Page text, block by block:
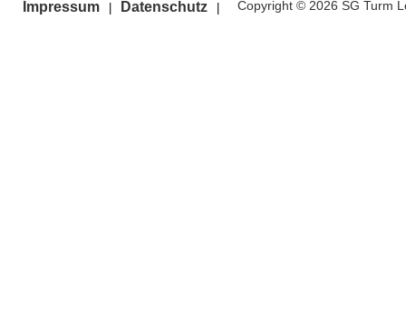
Impressum Datenschutz Copyright © 2026 SG Turm